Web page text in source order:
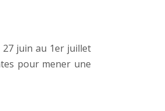
27 juin au 1er juillet
pour mener une